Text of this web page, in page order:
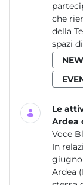
che
della
spazi
Le
Ardea
Voce
In
giugno
Ardea